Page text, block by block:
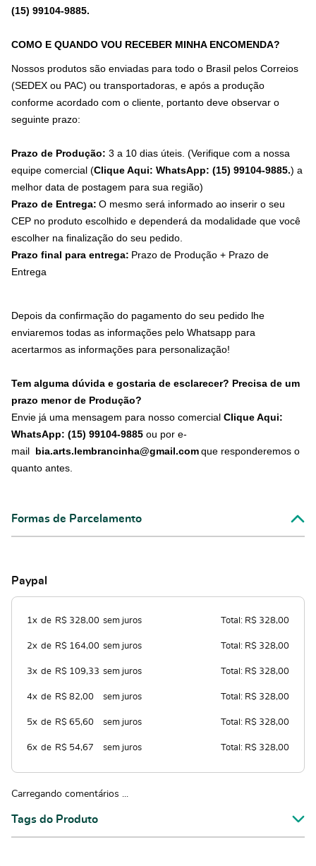
(15) 99104-9885.
COMO E QUANDO VOU RECEBER MINHA ENCOMENDA?
Nossos produtos são enviadas para todo o Brasil pelos Correios
(SEDEX ou PAC) ou transportadoras, e após a produção
conforme acordado com o cliente, portanto deve observar o
seguinte prazo:
Prazo de Produção: 3 a 10 dias úteis. (Verifique com a nossa
equipe comercial (Clique Aqui: WhatsApp: (15) 99104-9885.) a
melhor data de postagem para sua região)
Prazo de Entrega: O mesmo será informado ao inserir o seu
CEP no produto escolhido e dependerá da modalidade que você
escolher na finalização do seu pedido.
Prazo final para entrega: Prazo de Produção + Prazo de
Entrega
Depois da confirmação do pagamento do seu pedido lhe
enviaremos todas as informações pelo Whatsapp para
acertarmos as informações para personalização!
Tem alguma dúvida e gostaria de esclarecer? Precisa de um
prazo menor de Produção?
Envie já uma mensagem para nosso comercial Clique Aqui:
WhatsApp: (15) 99104-9885 ou por e-
mail bia.arts.lembrancinha@gmail.comque responderemos o
quanto antes.
Formas de Parcelamento
Paypal
1x de R$ 328,00 sem juros Total: R$ 328,00
2x de R$ 164,00 sem juros Total: R$ 328,00
3x de R$ 109,33 sem juros Total: R$ 328,00
4x de R$ 82,00 sem juros Total: R$ 328,00
5x de R$ 65,60 sem juros Total: R$ 328,00
6x de R$ 54,67 sem juros Total: R$ 328,00
Carregando comentários ...
Tags do Produto